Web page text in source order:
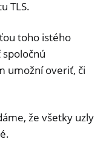
TLS.
toho istého
umožní overiť, či
že všetky uzly